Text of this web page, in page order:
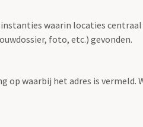
waarin locaties
foto, etc.) gevonden.
op waarbij het adres is